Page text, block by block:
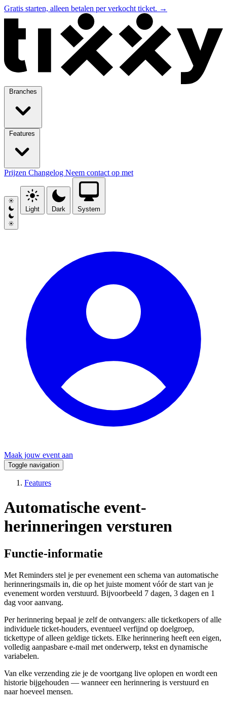
Gratis starten, alleen betalen per verkocht ticket. →
Branches
Features
Prijzen Changelog Neem contact op met
Light Dark System
Maak jouw event aan
Toggle navigation
Features
Automatische event-
herinneringen versturen
Functie-informatie
Met Reminders stel je per evenement een schema van automatische
herinneringsmails in, die op het juiste moment vóór de start van je
evenement worden verstuurd. Bijvoorbeeld 7 dagen, 3 dagen en 1
dag voor aanvang.
Per herinnering bepaal je zelf de ontvangers: alle ticketkopers of alle
individuele ticket-houders, eventueel verfijnd op doelgroep,
tickettype of alleen geldige tickets. Elke herinnering heeft een eigen,
volledig aanpasbare e-mail met onderwerp, tekst en dynamische
variabelen.
Van elke verzending zie je de voortgang live oplopen en wordt een
historie bijgehouden — wanneer een herinnering is verstuurd en
naar hoeveel mensen.